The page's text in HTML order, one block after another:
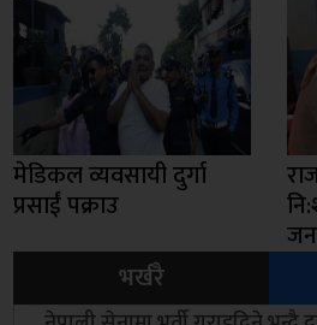
मेडिकल व्यवसायी दुर्गा
प्रसाईं पक्राउ
भर्खरै